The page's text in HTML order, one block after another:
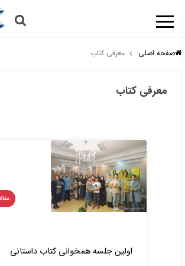
صفحه اصلی معرفی کتاب
معرفی کتاب
اولین جلسه همخوانی کتاب داستانی